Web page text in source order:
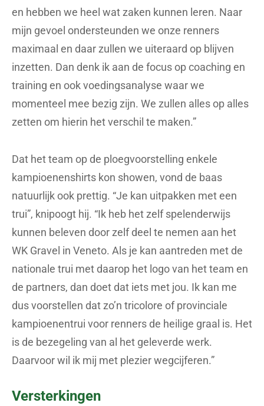
en hebben we heel wat zaken kunnen leren. Naar
mijn gevoel ondersteunden we onze renners
maximaal en daar zullen we uiteraard op blijven
inzetten. Dan denk ik aan de focus op coaching en
training en ook voedingsanalyse waar we
momenteel mee bezig zijn. We zullen alles op alles
zetten om hierin het verschil te maken.”
Dat het team op de ploegvoorstelling enkele
kampioenenshirts kon showen, vond de baas
natuurlijk ook prettig. “Je kan uitpakken met een
trui”, knipoogt hij. “Ik heb het zelf spelenderwijs
kunnen beleven door zelf deel te nemen aan het
WK Gravel in Veneto. Als je kan aantreden met de
nationale trui met daarop het logo van het team en
de partners, dan doet dat iets met jou. Ik kan me
dus voorstellen dat zo’n tricolore of provinciale
kampioenentrui voor renners de heilige graal is. Het
is de bezegeling van al het geleverde werk.
Daarvoor wil ik mij met plezier wegcijferen.”
Versterkingen